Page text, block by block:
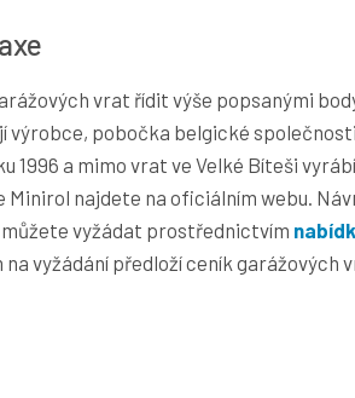
vrat řídit výše popsanými
výrobce, pobočka belgické
1996 a mimo vrat ve Velké Bíteši
Minirol najdete na oficiálním webu.
vyžádat prostřednictvím
vyžádání předloží ceník garážových